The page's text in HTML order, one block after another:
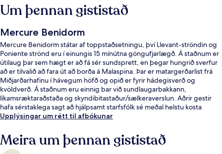
Um þennan gististað
Mercure Benidorm
Mercure Benidorm státar af toppstaðsetningu, því Llevant-ströndin og
Poniente strönd eru í einungis 15 mínútna göngufjarlægð. Á staðnum er
útilaug þar sem hægt er að fá sér sundsprett, en þegar hungrið sverfur
að er tilvalið að fara út að borða á Malaspina. Þar er matargerðarlist frá
Miðjarðarhafinu í hávegum höfð og opið er fyrir hádegisverð og
kvöldverð. Á staðnum eru einnig bar við sundlaugarbakkann,
líkamsræktaraðstaða og skyndibitastaður/sælkeraverslun. Aðrir gestir
hafa sérstaklega sagt að hjálpsamt starfsfólk sé meðal helstu kosta
gististaðarins. Gististaðurinn er stutt frá almenningssamgöngum:
Upplýsingar um rétt til afbókunar
Meira um þennan gististað